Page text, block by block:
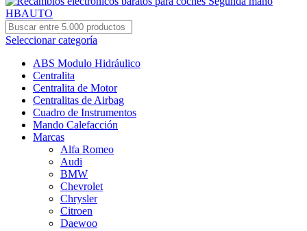
Seleccionar categoría
ABS Modulo Hidráulico
Centralita
Centralita de Motor
Centralitas de Airbag
Cuadro de Instrumentos
Mando Calefacción
Marcas
Alfa Romeo
Audi
BMW
Chevrolet
Chrysler
Citroen
Daewoo